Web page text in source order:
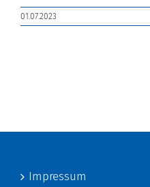
01.07.2023
Impressum